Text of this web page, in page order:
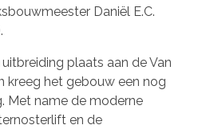
Daniël E.C.
plaats aan de Van
kreeg het gebouw een nog
Met name de moderne
en de